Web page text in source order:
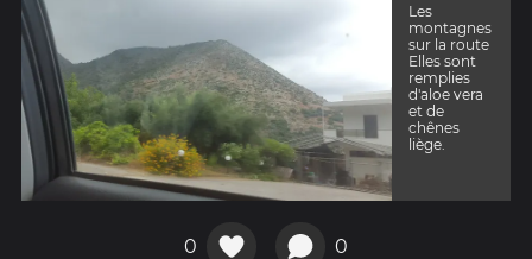
Les
montagnes
sur la route
Elles sont
remplies
d'aloe vera
et de
chênes
liège.
0 0